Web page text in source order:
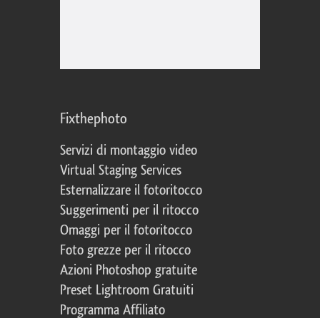
Fixthephoto
Servizi di montaggio video
Virtual Staging Services
Esternalizzare il fotoritocco
Suggerimenti per il ritocco
Omaggi per il fotoritocco
Foto grezze per il ritocco
Azioni Photoshop gratuite
Preset Lightroom Gratuiti
Programma Affiliato